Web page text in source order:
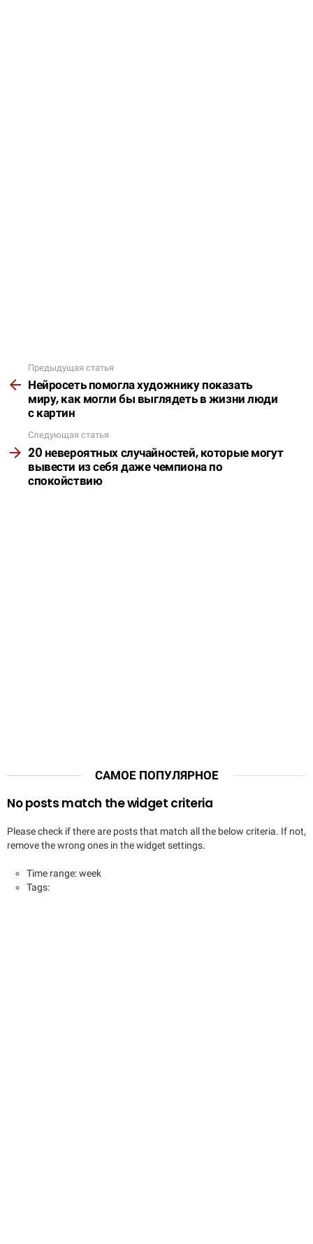
Подробнее
Предыдущая статья
Нейросеть помогла художнику показать
миру, как могли бы выглядеть в жизни люди
с картин
Следующая статья
20 невероятных случайностей, которые могут
вывести из себя даже чемпиона по
спокойствию
САМОЕ ПОПУЛЯРНОЕ
No posts match the widget criteria
Please check if there are posts that match all the below criteria. If not,
remove the wrong ones in the widget settings.
Time range: week
Tags: